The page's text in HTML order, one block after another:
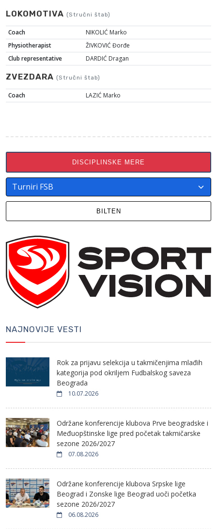
LOKOMOTIVA (Stručni štab)
Coach
NIKOLIĆ Marko
Physiotherapist
ŽIVKOVIĆ Đorđe
Club representative
DARDIĆ Dragan
ZVEZDARA (Stručni štab)
Coach LAZIĆ Marko
DISCIPLINSKE MERE
BILTEN
NAJNOVIJE VESTI
Rok za prijavu selekcija u takmičenjima mlađih
kategorija pod okriljem Fudbalskog saveza
Beograda
10.07.2026
Održane konferencije klubova Prve beogradske i
Međuopštinske lige pred početak takmičarske
sezone 2026/2027
07.08.2026
Održane konferencije klubova Srpske lige
Beograd i Zonske lige Beograd uoči početka
sezone 2026/2027
06.08.2026